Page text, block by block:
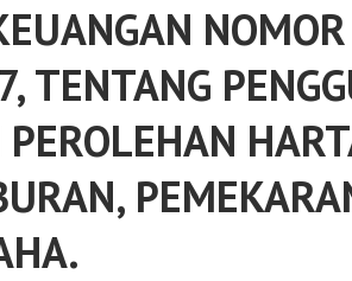
TENTANG